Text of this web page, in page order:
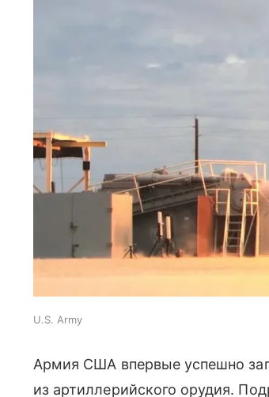
U.S. Army
Армия США впервые успешно
из артиллерийского орудия.